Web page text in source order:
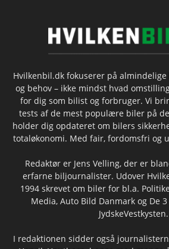
Hvilkenbil.dk fokuserer på
og behov – ikke mindst hvad
for dig som bilist og forbruger. Vi
tests af de mest populære biler på
holder dig opdateret om bilers
totaløkonomi. Med fair, fordomsfri og
Redaktør er Jens Velling, der er
erfarne biljournalister. Udover
1994 skrevet om biler for bl.a.
Media, Auto Bild Danmark og De
JydskeVestkysten.
I redaktionen sidder også